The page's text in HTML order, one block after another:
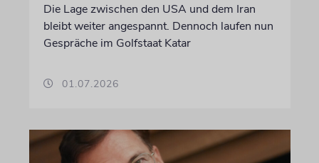
Die Lage zwischen den USA und dem Iran
bleibt weiter angespannt. Dennoch laufen nun
Gespräche im Golfstaat Katar
01.07.2026